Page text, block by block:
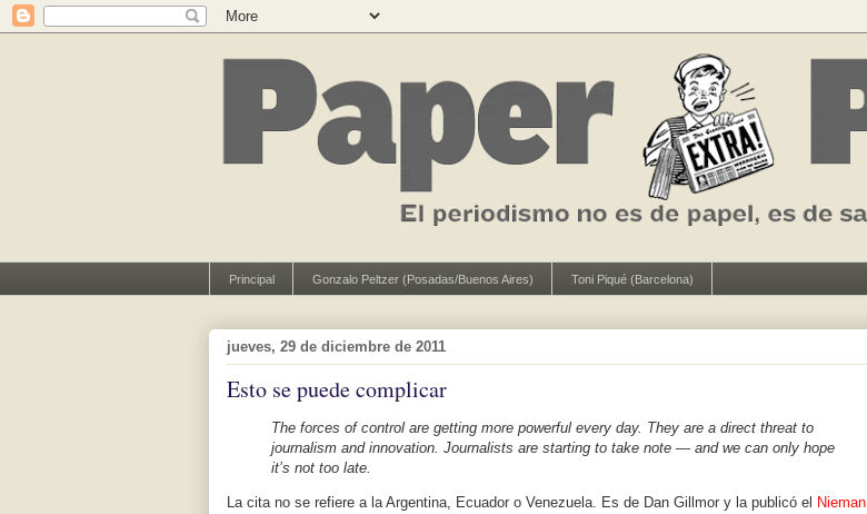
Principal Gonzalo Peltzer (Posadas/Buenos Aires) Toni Piqué (Barcelona)
jueves, 29 de diciembre de 2011
Esto se puede complicar
The forces of control are getting more powerful every day. They are a direct threat to
journalism and innovation. Journalists are starting to take note — and we can only hope
it’s not too late.
La cita no se refiere a la Argentina, Ecuador o Venezuela. Es de Dan Gillmor y la publicó el Nieman